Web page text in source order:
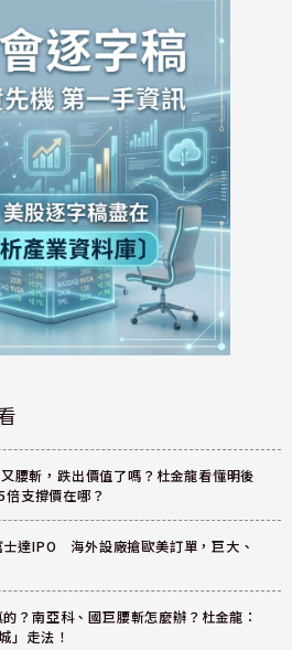
腰斬，跌出價值了嗎？杜金龍看懂明後
支撐價在哪？
士達IPO 海外設廠搶歐美訂單，巨大、
的？南亞科、國巨腰斬怎麼辦？杜金龍：
」走法！